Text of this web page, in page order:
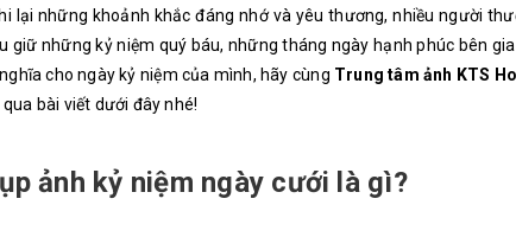
lại những khoảnh khắc đáng nhớ và yêu thương, nhiều người
giữ những kỷ niệm quý báu, những tháng ngày hạnh phúc bên
cho ngày kỷ niệm của mình, hãy cùng Trung tâm ảnh KTS
qua bài viết dưới đây nhé!
ảnh kỷ niệm ngày cưới là gì?